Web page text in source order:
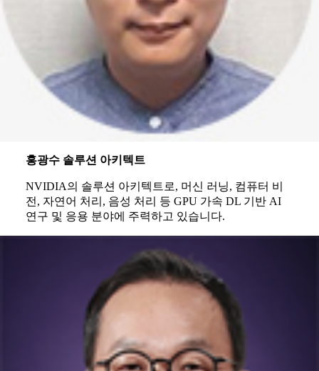
홍광수 솔루션 아키텍트
NVIDIA의 솔루션 아키텍트로, 머신 러닝, 컴퓨터 비
전, 자연어 처리, 음성 처리 등 GPU 가속 DL 기반 AI
연구 및 응용 분야에 주력하고 있습니다.